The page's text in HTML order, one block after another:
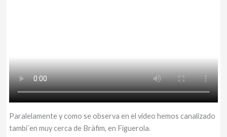
Paralelamente y como se observa en el vídeo hemos canalizado
tambi´en muy cerca de Bràfim, en Figuerola.